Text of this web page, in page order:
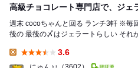
高級チョコレート専門店で、ジェ
週末 cocoちゃんと回る ランチ3軒 ※毎回、この軒数回って終わる 回った
後の 最後の〆はジェラートらしい それが、こちら ※ヴェンキかぁ〜〜 こ
3.6